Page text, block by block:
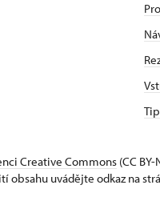
Creative Commons (CC
obsahu uvádějte odkaz na